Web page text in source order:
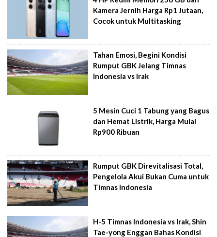
Kamera Jernih Harga Rp1 Jutaan,
Cocok untuk Multitasking
Tahan Emosi, Begini Kondisi
Rumput GBK Jelang Timnas
Indonesia vs Irak
5 Mesin Cuci 1 Tabung yang Bagus
dan Hemat Listrik, Harga Mulai
Rp900 Ribuan
Rumput GBK Direvitalisasi Total,
Pengelola Akui Bukan Cuma untuk
Timnas Indonesia
H-5 Timnas Indonesia vs Irak, Shin
Tae-yong Enggan Bahas Kondisi